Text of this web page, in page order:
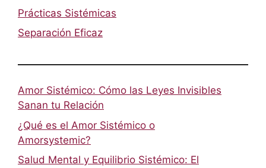
Prácticas Sistémicas
Separación Eficaz
Amor Sistémico: Cómo las Leyes Invisibles
Sanan tu Relación
¿Qué es el Amor Sistémico o
Amorsystemic?
Salud Mental y Equilibrio Sistémico: El